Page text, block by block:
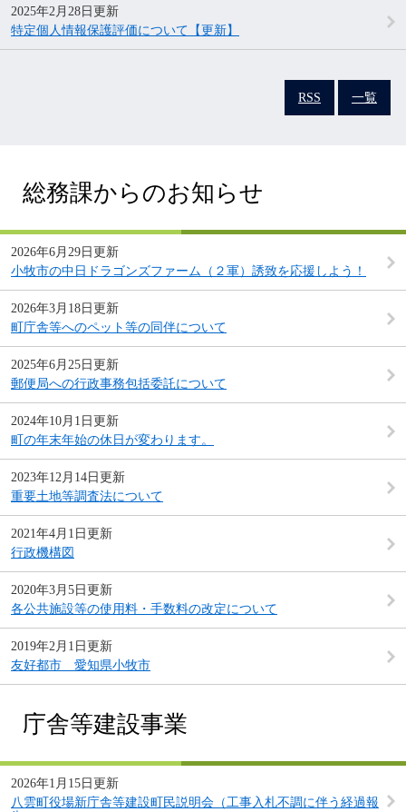
2025年2月28日更新
特定個人情報保護評価について【更新】
RSS 一覧
総務課からのお知らせ
2026年6月29日更新
小牧市の中日ドラゴンズファーム（２軍）誘致を応援しよう！
2026年3月18日更新
町庁舎等へのペット等の同伴について
2025年6月25日更新
郵便局への行政事務包括委託について
2024年10月1日更新
町の年末年始の休日が変わります。
2023年12月14日更新
重要土地等調査法について
2021年4月1日更新
行政機構図
2020年3月5日更新
各公共施設等の使用料・手数料の改定について
2019年2月1日更新
友好都市 愛知県小牧市
庁舎等建設事業
2026年1月15日更新
八雲町役場新庁舎等建設町民説明会（工事入札不調に伴う経過報